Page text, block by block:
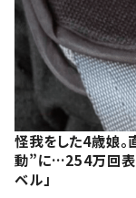
怪我をした4歳娘
動”に…254万回表
ベル」